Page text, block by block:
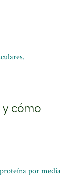
cómo
por media